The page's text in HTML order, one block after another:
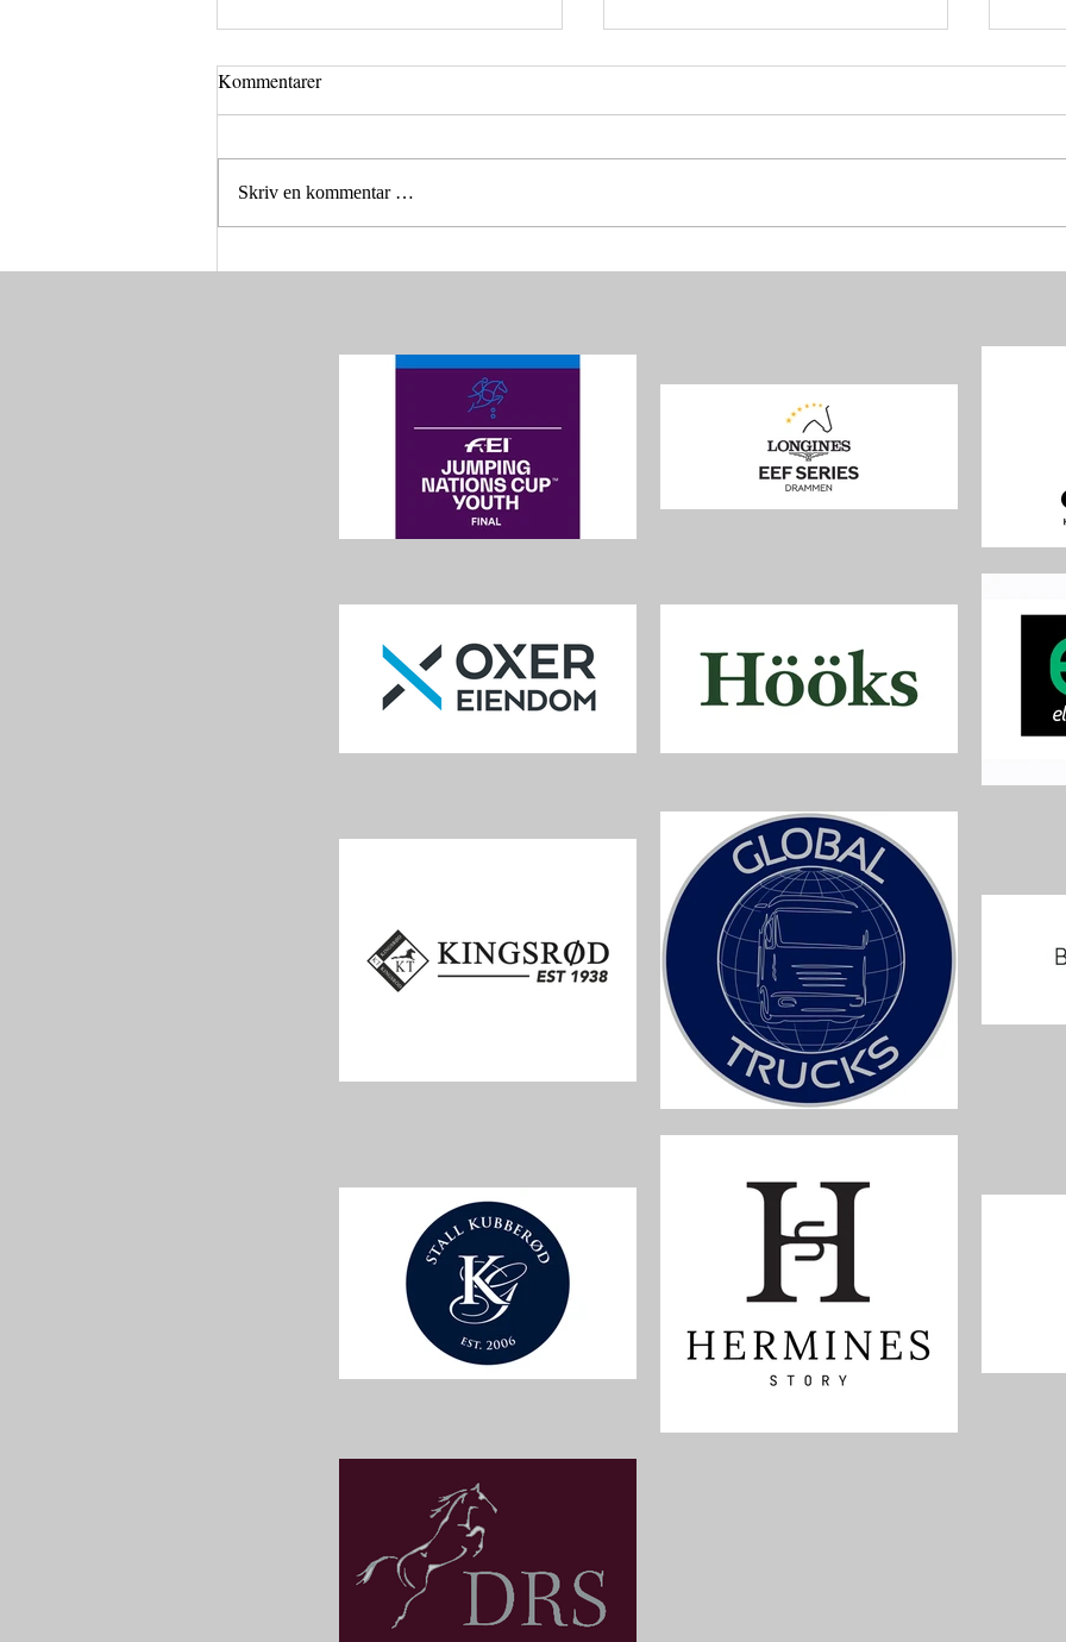
Norge vant Nations Cup på
Ny starttid for Longines EEF
Kun
Kommentarer
Skriv en kommentar …